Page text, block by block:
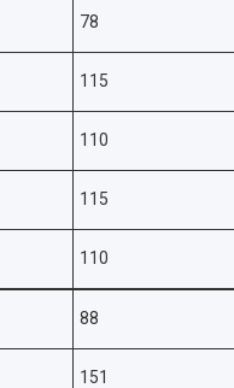
78
115
110
115
110
88
151